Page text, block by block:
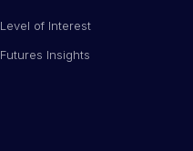
Level of Interest
Futures Insights